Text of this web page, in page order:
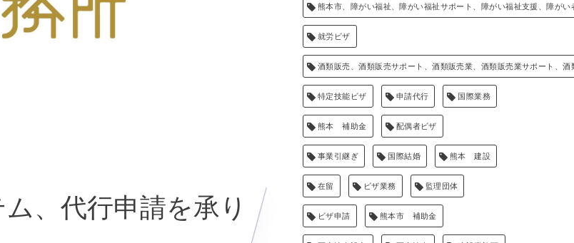
、代行申請を承り
熊本市、障がい福祉、障がい福祉サポート、障がい福祉支援、障がい
就労ビザ
酒類販売、酒類販売サポート、酒類販売業、酒類販売業サポート、
特定技能ビザ 申請代行 国際業務
熊本 補助金 配偶者ビザ
事業引継ぎ 国際結婚 熊本 建設
在留 ビザ業務 監理団体
ビザ申請 熊本市 補助金